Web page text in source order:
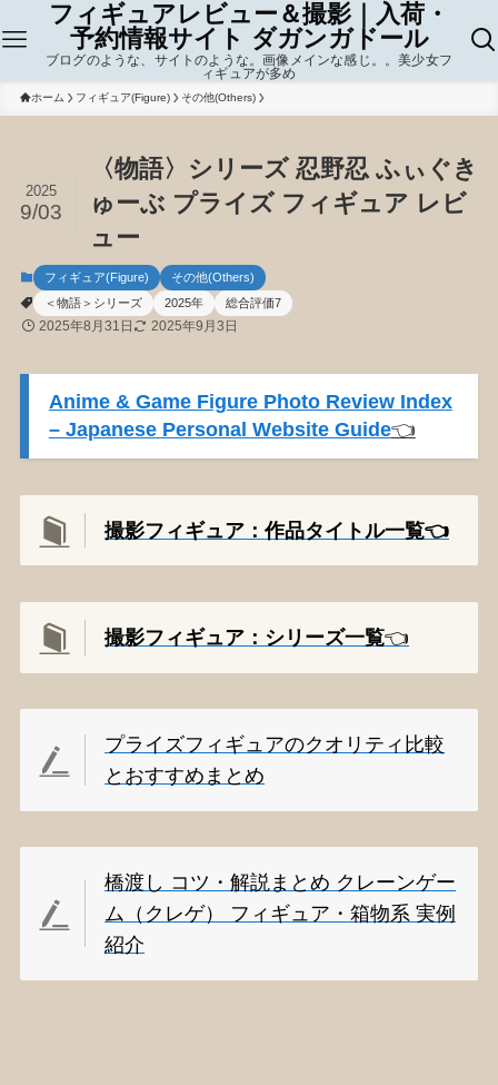
フィギュアレビュー＆撮影｜入荷・
予約情報サイト ダガンガドール
ブログのような、サイトのような。画像メインな感じ。。美少女フ
ィギュアが多め
ホーム フィギュア(Figure) その他(Others)
〈物語〉シリーズ 忍野忍 ふぃぐき
ゅーぶ プライズ フィギュア レビ
ュー
2025
9/03
フィギュア(Figure)
その他(Others)
＜物語＞シリーズ
2025年 総合評価7
2025年8月31日 2025年9月3日
Anime & Game Figure Photo Review Index
– Japanese Personal Website Guide👈️
撮影フィギュア：作品タイトル一覧👈️
撮影フィギュア：シリーズ一覧👈️
プライズフィギュアのクオリティ比較
とおすすめまとめ
橋渡し コツ・解説まとめ クレーンゲー
ム（クレゲ） フィギュア・箱物系 実例
紹介